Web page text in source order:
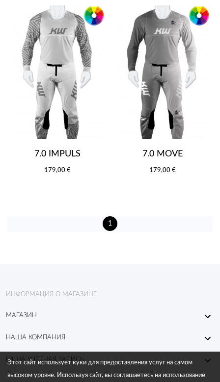
7.0 IMPULS
179,00 €
7.0 MOVE
179,00 €
1
ИНФОРМАЦИЯ О МАГАЗИНЕ
МАГАЗИН 
НАША КОМПАНИЯ 
ВАША УЧЕТНАЯ ЗАПИСЬ 
Этот сайт использует куки для предоставления услуг на самом
высоком уровне. Используя сайт, вы соглашаетесь на использование